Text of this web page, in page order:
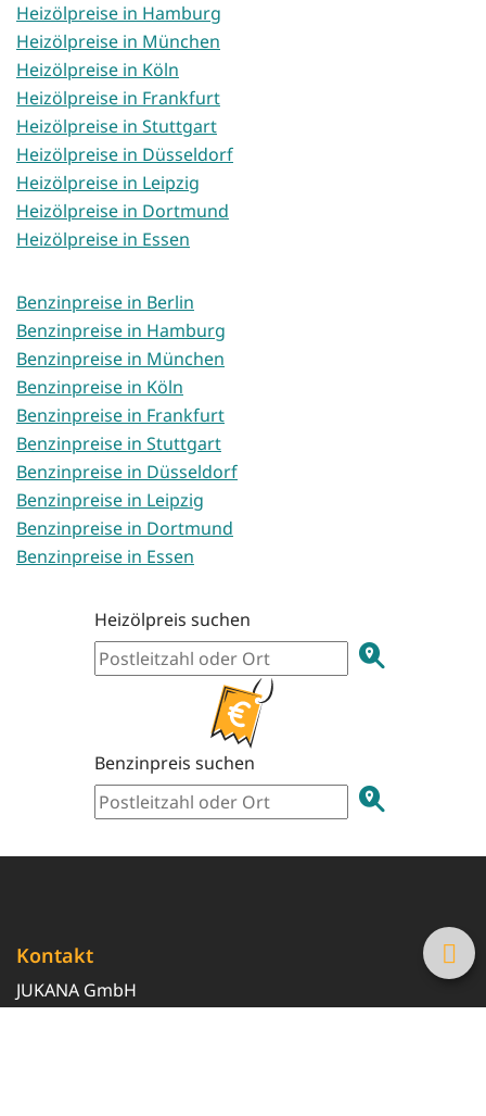
Heizölpreise in Hamburg
Heizölpreise in München
Heizölpreise in Köln
Heizölpreise in Frankfurt
Heizölpreise in Stuttgart
Heizölpreise in Düsseldorf
Heizölpreise in Leipzig
Heizölpreise in Dortmund
Heizölpreise in Essen
Benzinpreise in Berlin
Benzinpreise in Hamburg
Benzinpreise in München
Benzinpreise in Köln
Benzinpreise in Frankfurt
Benzinpreise in Stuttgart
Benzinpreise in Düsseldorf
Benzinpreise in Leipzig
Benzinpreise in Dortmund
Benzinpreise in Essen
Heizölpreis suchen
Benzinpreis suchen
Kontakt
JUKANA GmbH